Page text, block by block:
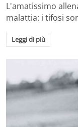
L'amatissimo
malattia: i tifosi
Leggi di più